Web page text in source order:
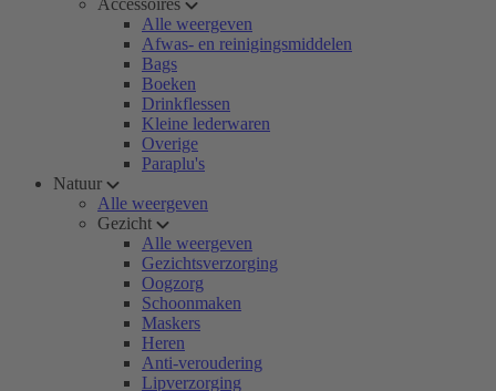
Accessoires
Alle weergeven
Afwas- en reinigingsmiddelen
Bags
Boeken
Drinkflessen
Kleine lederwaren
Overige
Paraplu's
Natuur
Alle weergeven
Gezicht
Alle weergeven
Gezichtsverzorging
Oogzorg
Schoonmaken
Maskers
Heren
Anti-veroudering
Lipverzorging